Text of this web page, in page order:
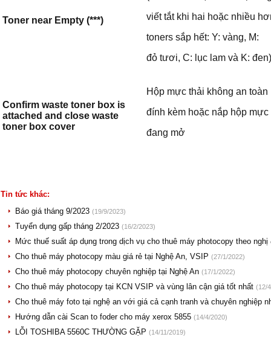
Toner near Empty (***)
viết tắt khi hai hoặc nhiều
toners sắp hết: Y: vàng, M:
đỏ tươi, C: lục lam và K: đen)
Confirm waste toner box is
attached and close waste
toner box cover
Hộp mực thải không an toàn
đính kèm hoặc nắp hộp mực
đang mở
Tin tức khác:
Báo giá tháng 9/2023 (19/9/2023)
Tuyển dụng gấp tháng 2/2023 (16/2/2023)
Mức thuế suất áp dụng trong dịch vụ cho thuê máy photocopy theo
Cho thuê máy photocopy màu giá rẻ tại Nghệ An, VSIP (27/1/2022)
Cho thuê máy photocopy chuyên nghiệp tại Nghệ An (17/1/2022)
Cho thuê máy photocopy tại KCN VSIP và vùng lân cận giá tốt nhất (12/
Cho thuê máy foto tại nghệ an với giá cả cạnh tranh và chuyên nghiệp
Hướng dẫn cài Scan to foder cho máy xerox 5855 (14/4/2020)
LỖI TOSHIBA 5560C THƯỜNG GẶP (14/11/2019)